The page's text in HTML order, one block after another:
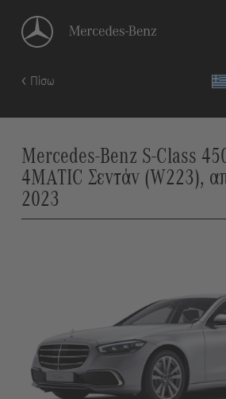
Πίσω
Mercedes-Benz S-Class
4MATIC Σεντάν (W223),
2023